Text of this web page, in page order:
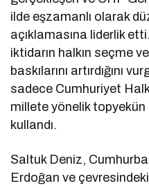
ilde eşzamanlı olarak
açıklamasına liderlik
iktidarın halkın seçme
baskılarını artırdığını
sadece Cumhuriyet
millete yönelik topyekün
kullandı.
Saltuk Deniz,
Erdoğan ve